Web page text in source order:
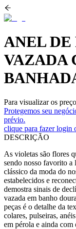
ANEL DE
VAZADA
Para visualizar os
Protegemos seu
prévio.
clique para fazer login
DESCRIÇÃO
As violetas são flores
sendo nosso favorito a
clássico da moda do
estabelecidos e
demostra sinais de
vazada em banho
peças é o detalhe da
colares, pulseiras,
em pérola e ainda com